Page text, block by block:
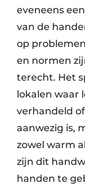
eveneens
van de
op
en normen
terecht. Het
lokalen waar
verhandeld
aanwezig is,
zowel warm
zijn dit
handen te